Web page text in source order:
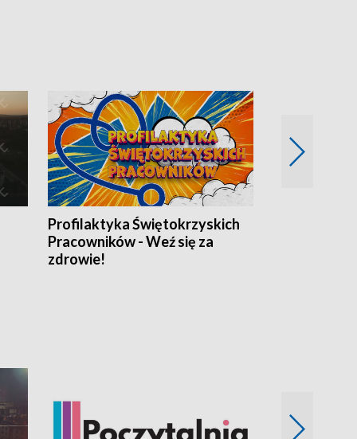
Profilaktyka Świętokrzyskich
Pracowników - Weź się za
zdrowie!